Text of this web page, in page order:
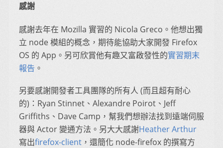
感謝
感謝去年在 Mozilla 實習的 Nicola Greco。他想出獨
立 node 模組的概念，期待能協助大家開發 Firefox
OS 的 App。另可欣賞他有趣又富啟發性的實習期末
報告 。
另要感謝開發者工具團隊的所有人 (而且超有耐心
的)：Ryan Stinnet、Alexandre Poirot、Jeff
Griffiths、Dave Camp，幫我們想辦法找到遠端伺服
器與 Actor 變通方法。另大大感謝Heather Arthur
寫出firefox-client ，還簡化 node-firefox 的撰寫方